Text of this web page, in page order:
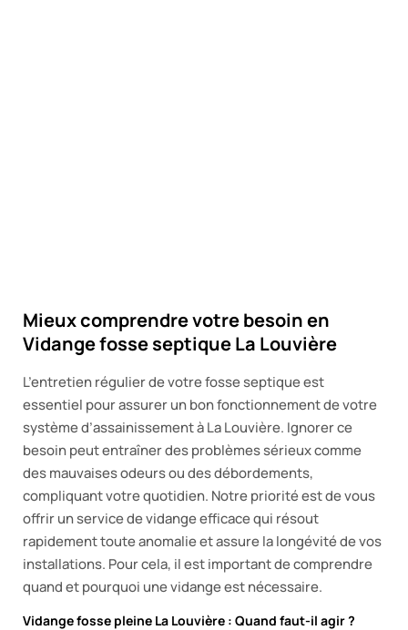
Mieux comprendre votre besoin en
Vidange fosse septique La Louvière
L’entretien régulier de votre fosse septique est
essentiel pour assurer un bon fonctionnement de votre
système d’assainissement à La Louvière. Ignorer ce
besoin peut entraîner des problèmes sérieux comme
des mauvaises odeurs ou des débordements,
compliquant votre quotidien. Notre priorité est de vous
offrir un service de vidange efficace qui résout
rapidement toute anomalie et assure la longévité de vos
installations. Pour cela, il est important de comprendre
quand et pourquoi une vidange est nécessaire.
Vidange fosse pleine La Louvière : Quand faut-il agir ?